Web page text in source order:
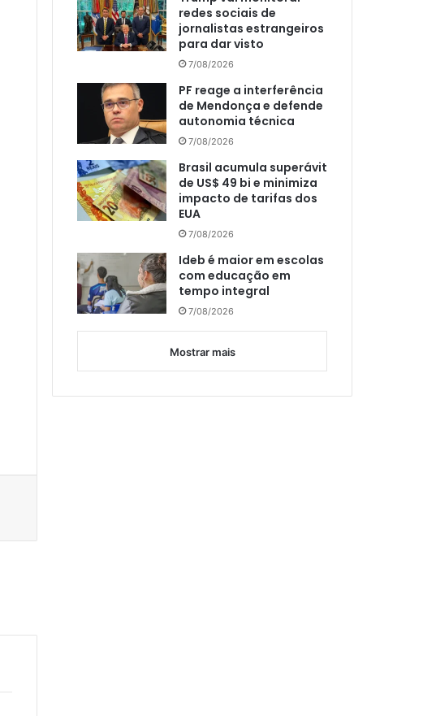
redes sociais de
jornalistas estrangeiros
para dar visto
7/08/2026
PF reage a interferência
de Mendonça e defende
autonomia técnica
7/08/2026
Brasil acumula superávit
de US$ 49 bi e minimiza
impacto de tarifas dos
EUA
7/08/2026
Ideb é maior em escolas
com educação em
tempo integral
7/08/2026
Mostrar mais